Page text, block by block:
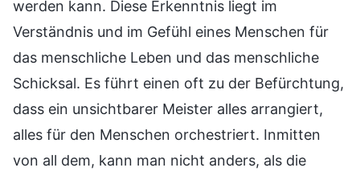
werden kann. Diese Erkenntnis liegt im
Verständnis und im Gefühl eines Menschen für
das menschliche Leben und das menschliche
Schicksal. Es führt einen oft zu der Befürchtung,
dass ein unsichtbarer Meister alles arrangiert,
alles für den Menschen orchestriert. Inmitten
von all dem, kann man nicht anders, als die